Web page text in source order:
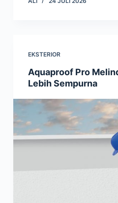
EKSTERIOR
Aquaproof Pro
Lebih Sempurna